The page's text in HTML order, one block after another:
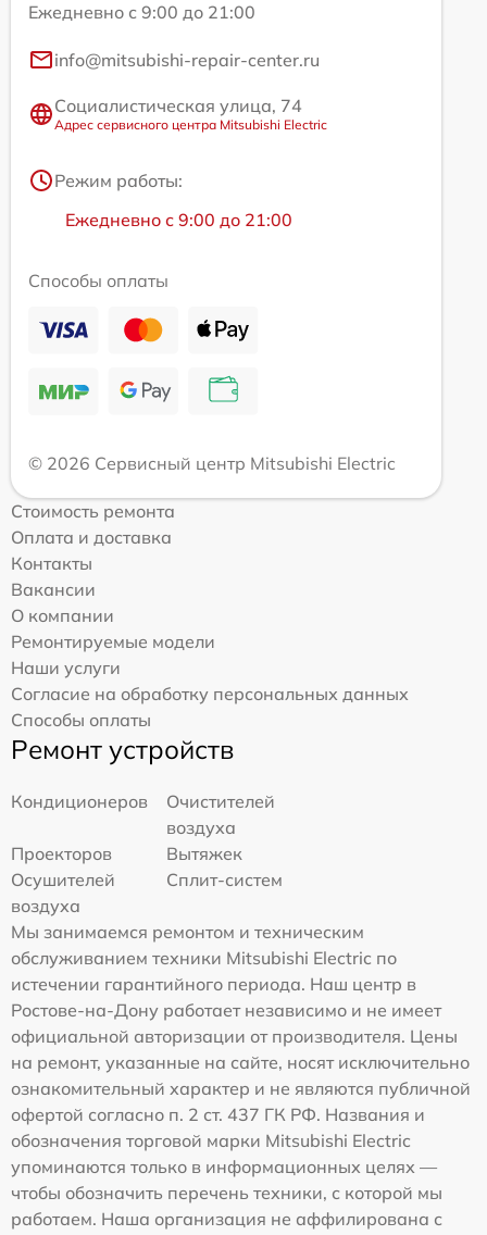
Ежедневно с 9:00 до 21:00
info@mitsubishi-repair-center.ru
Социалистическая улица, 74
Адрес сервисного центра Mitsubishi Electric
Режим работы:
Ежедневно с 9:00 до 21:00
Способы оплаты
© 2026 Сервисный центр Mitsubishi Electric
Стоимость ремонта
Оплата и доставка
Контакты
Вакансии
О компании
Ремонтируемые модели
Наши услуги
Согласие на обработку персональных данных
Способы оплаты
Ремонт устройств
Кондиционеров
Очистителей
воздуха
Проекторов
Вытяжек
Осушителей
воздуха
Сплит-систем
Мы занимаемся ремонтом и техническим
обслуживанием техники Mitsubishi Electric по
истечении гарантийного периода. Наш центр в
Ростове-на-Дону работает независимо и не имеет
официальной авторизации от производителя. Цены
на ремонт, указанные на сайте, носят исключительно
ознакомительный характер и не являются публичной
офертой согласно п. 2 ст. 437 ГК РФ. Названия и
обозначения торговой марки Mitsubishi Electric
упоминаются только в информационных целях —
чтобы обозначить перечень техники, с которой мы
работаем. Наша организация не аффилирована с